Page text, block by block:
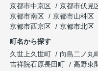
京都市中京区
京都市伏見
京都市南区
京都市山科区
京都市西京区
京都市北区
町名から探す
久世上久世町
向島二ノ丸
吉祥院石原長田町
高野東